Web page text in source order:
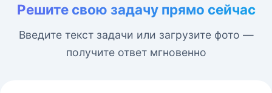
Решите свою задачу прямо сейчас
Введите текст задачи или загрузите фото —
получите ответ мгновенно